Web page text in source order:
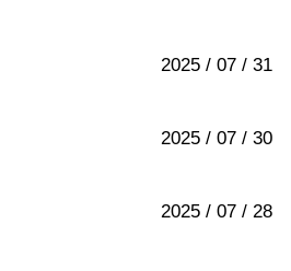
2025 / 07 / 31
2025 / 07 / 30
2025 / 07 / 28